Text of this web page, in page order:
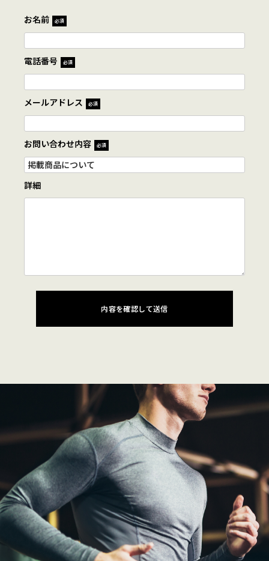
お名前 必須
電話番号 必須
メールアドレス 必須
お問い合わせ内容 必須
詳細